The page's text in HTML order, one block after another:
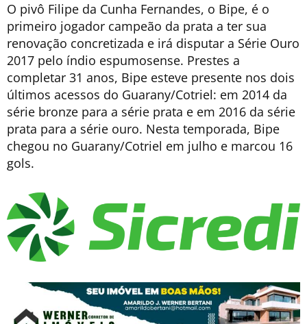
O pivô Filipe da Cunha Fernandes, o Bipe, é o
primeiro jogador campeão da prata a ter sua
renovação concretizada e irá disputar a Série Ouro
2017 pelo índio espumosense. Prestes a
completar 31 anos, Bipe esteve presente nos dois
últimos acessos do Guarany/Cotriel: em 2014 da
série bronze para a série prata e em 2016 da série
prata para a série ouro. Nesta temporada, Bipe
chegou no Guarany/Cotriel em julho e marcou 16
gols.